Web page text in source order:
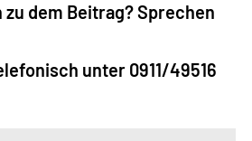
zu dem Beitrag? Sprechen
unter 0911/49516